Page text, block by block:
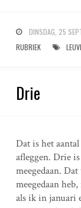
DINSDAG, 25
RUBRIEK
Drie
Dat is het
afleggen. Drie
meegedaan.
meegedaan
als ik in januari